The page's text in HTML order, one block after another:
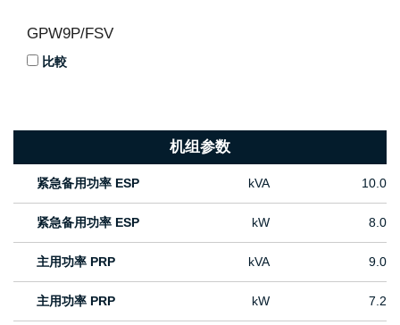
GPW9P/FSV
比較
机组参数
紧急备用功率 ESP kVA 10.0
紧急备用功率 ESP kW 8.0
主用功率 PRP kVA 9.0
主用功率 PRP kW 7.2